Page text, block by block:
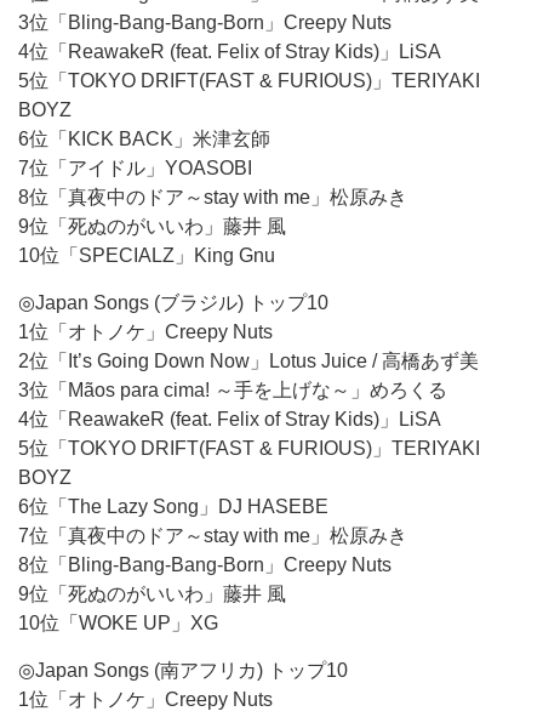
3位「Bling-Bang-Bang-Born」Creepy Nuts
4位「ReawakeR (feat. Felix of Stray Kids)」LiSA
5位「TOKYO DRIFT(FAST & FURIOUS)」TERIYAKI
BOYZ
6位「KICK BACK」米津玄師
7位「アイドル」YOASOBI
8位「真夜中のドア～stay with me」松原みき
9位「死ぬのがいいわ」藤井 風
10位「SPECIALZ」King Gnu
◎Japan Songs (ブラジル) トップ10
1位「オトノケ」Creepy Nuts
2位「It’s Going Down Now」Lotus Juice / 高橋あず美
3位「Mãos para cima! ～手を上げな～」めろくる
4位「ReawakeR (feat. Felix of Stray Kids)」LiSA
5位「TOKYO DRIFT(FAST & FURIOUS)」TERIYAKI
BOYZ
6位「The Lazy Song」DJ HASEBE
7位「真夜中のドア～stay with me」松原みき
8位「Bling-Bang-Bang-Born」Creepy Nuts
9位「死ぬのがいいわ」藤井 風
10位「WOKE UP」XG
◎Japan Songs (南アフリカ) トップ10
1位「オトノケ」Creepy Nuts